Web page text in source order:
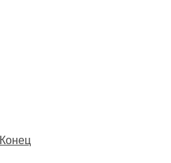
Конец